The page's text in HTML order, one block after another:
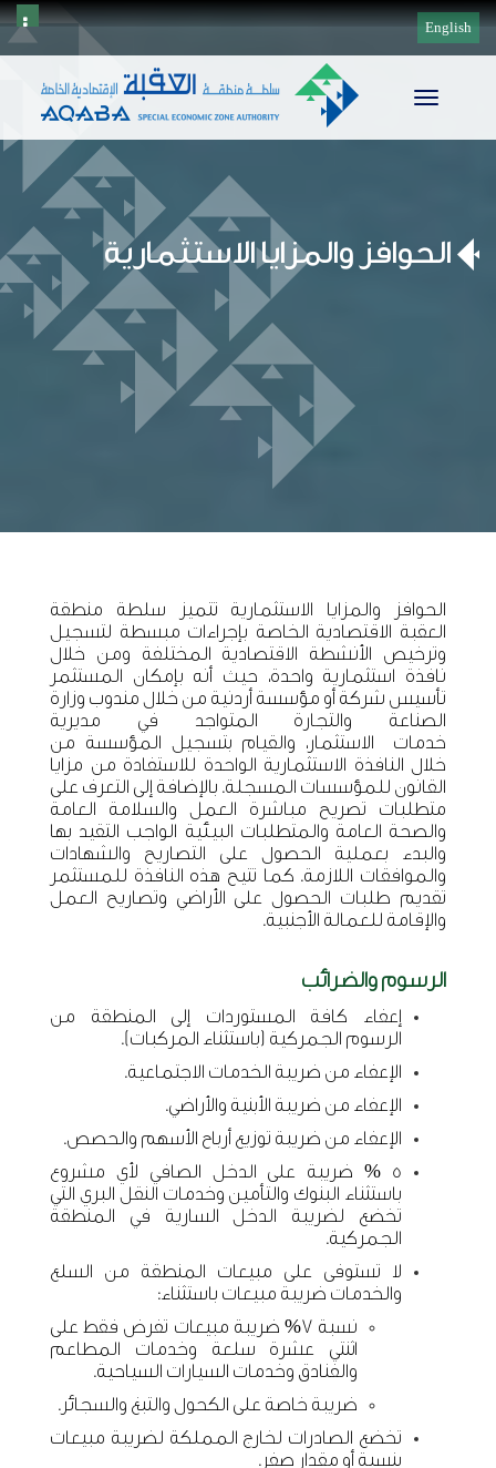
English
Toggle
الحوافز والمزايا الاستثمارية
الحوافز والمزايا الاستثمارية تتميز سلطة منطقة
العقبة الاقتصادية الخاصة بإجراءات مبسطة لتسجيل
وترخيص الأنشطة الاقتصادية المختلفة ومن خلال
نافذة استثمارية واحدة، حيث أنه بإمكان المستثمر
تأسيس شركة أو مؤسسة أردنية من خلال مندوب وزارة
الصناعة والتجارة المتواجد في مديرية
خدمات الاستثمار، والقيام بتسجيل المؤسسة من
خلال النافذة الاستثمارية الواحدة للاستفادة من مزايا
القانون للمؤسسات المسجلة. بالإضافة إلى التعرف على
متطلبات تصريح مباشرة العمل والسلامة العامة
والصحة العامة والمتطلبات البيئية الواجب التقيد بها
والبدء بعملية الحصول على التصاريح والشهادات
والموافقات اللازمة. كما تتيح هذه النافذة للمستثمر
تقديم طلبات الحصول على الأراضي وتصاريح العمل
والإقامة للعمالة الأجنبية.
الرسوم والضرائب
إعفاء كافة المستوردات إلى المنطقة من
الرسوم الجمركية (باستثناء المركبات).
الإعفاء من ضريبة الخدمات الاجتماعية.
الإعفاء من ضريبة الأبنية والأراضي.
الإعفاء من ضريبة توزيع أرباح الأسهم والحصص.
5 % ضريبة على الدخل الصافي لأي مشروع
باستثناء البنوك والتأمين وخدمات النقل البري التي
تخضع لضريبة الدخل السارية في المنطقة
الجمركية.
لا تستوفى على مبيعات المنطقة من السلع
والخدمات ضريبة مبيعات باستثناء:
نسبة 7% ضريبة مبيعات تفرض فقط على
اثنتي عشرة سلعة وخدمات المطاعم
والفنادق وخدمات السيارات السياحية.
ضريبة خاصة على الكحول والتبغ والسجائر.
تخضع الصادرات لخارج المملكة لضريبة مبيعات
بنسبة أو مقدار صفر.